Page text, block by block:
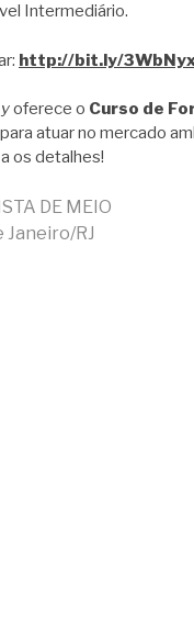
Intermediário.
http://bit.ly/
oferece o Curso de
atuar no mercado
os detalhes!
DE MEIO
Janeiro/RJ